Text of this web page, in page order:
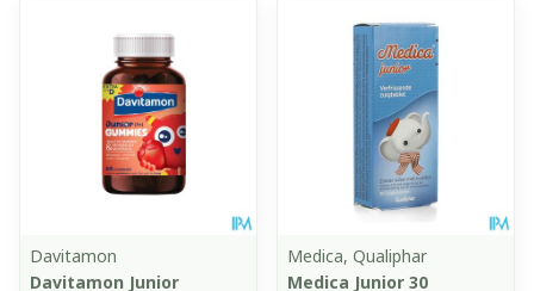
Davitamon
Davitamon Junior
Medica, Qualiphar
Medica Junior 30